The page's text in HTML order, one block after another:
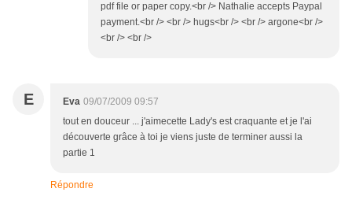
pdf file or paper copy.<br /> Nathalie accepts Paypal
payment.<br /> <br /> hugs<br /> <br /> argone<br />
<br /> <br />
E Eva 09/07/2009 09:57
tout en douceur ... j'aimecette Lady's est craquante et je l'ai
découverte grâce à toi je viens juste de terminer aussi la
partie 1
Répondre